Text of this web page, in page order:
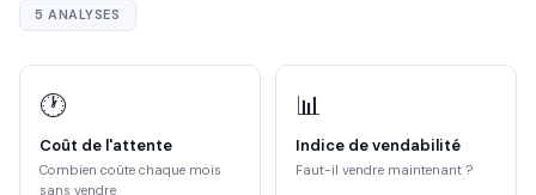
5 ANALYSES
🕐
Coût de l'attente
Combien coûte chaque mois
sans vendre
📊
Indice de vendabilité
Faut-il vendre maintenant ?